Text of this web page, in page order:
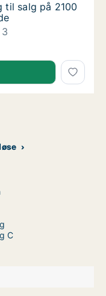
til salg på 2100
til salg på 2100
til salg på 2100
C